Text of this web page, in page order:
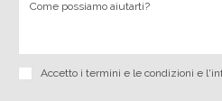
Accetto i termini e le condizioni e